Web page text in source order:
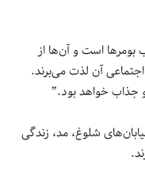
است و آن‌ها از
آن لذت می‌برند.
جذاب خواهد بود.”
شلوغ، مد، زندگی‌